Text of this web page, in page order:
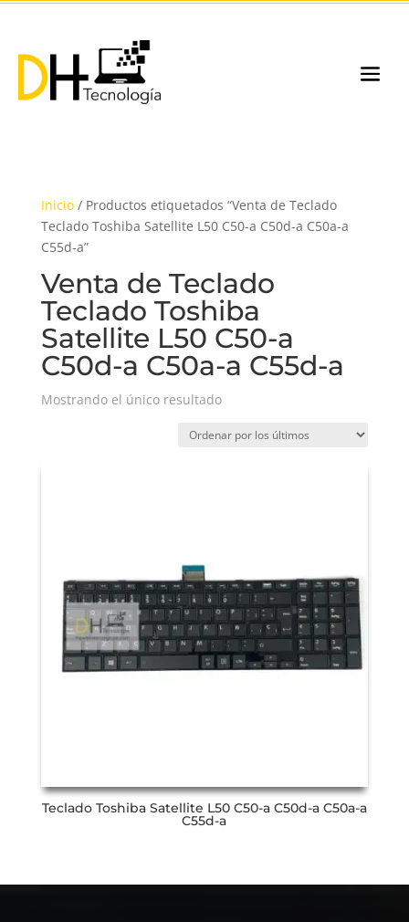
Inicio/ Productos etiquetados “Venta de Teclado
Teclado Toshiba Satellite L50 C50-a C50d-a C50a-a
C55d-a”
Venta de Teclado
Teclado Toshiba
Satellite L50 C50-a
C50d-a C50a-a C55d-a
Mostrando el único resultado
Teclado Toshiba Satellite L50 C50-a C50d-a C50a-a
C55d-a